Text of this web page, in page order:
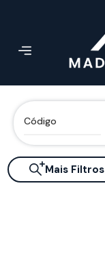
Mais Filtros